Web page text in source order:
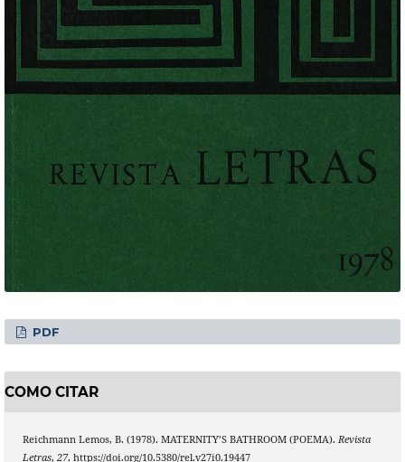
PDF
COMO CITAR
Reichmann Lemos, B. (1978). MATERNITY’S BATHROOM (POEMA). Revista
Letras, 27. https://doi.org/10.5380/rel.v27i0.19447